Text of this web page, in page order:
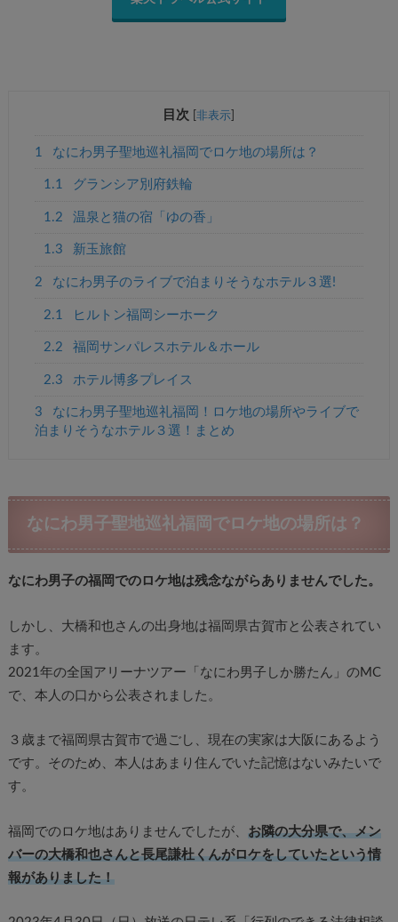
目次 [非表示
1 なにわ男子聖地巡礼福岡でロケ地の場所は？
1.1 グランシア別府鉄輪
1.2 温泉と猫の宿「ゆの香」
1.3 新玉旅館
2 なにわ男子のライブで泊まりそうなホテル３選!
2.1 ヒルトン福岡シーホーク
2.2 福岡サンパレスホテル＆ホール
2.3 ホテル博多プレイス
3
なにわ男子聖地巡礼福岡！ロケ地の場所やライブで
泊まりそうなホテル３選！まとめ
なにわ男子聖地巡礼福岡でロケ地の場所は？
なにわ男子の福岡でのロケ地は残念ながらありませんでした。
しかし、大橋和也さんの出身地は福岡県古賀市と公表されてい
ます。
2021年の全国アリーナツアー「なにわ男子しか勝たん」のMC
で、本人の口から公表されました。
３歳まで福岡県古賀市で過ごし、現在の実家は大阪にあるよう
です。そのため、本人はあまり住んでいた記憶はないみたいで
す。
福岡でのロケ地はありませんでしたが、 お隣の大分県で、メン
バーの大橋和也さんと長尾謙杜くんがロケをしていたという情
報がありました！